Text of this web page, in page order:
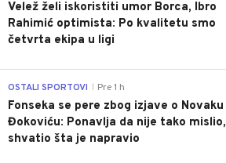
Velež želi iskoristiti umor Borca, Ibro
Rahimić optimista: Po kvalitetu smo
četvrta ekipa u ligi
OSTALI SPORTOVI Pre 1 h
Fonseka se pere zbog izjave o Novaku
Đokoviću: Ponavlja da nije tako mislio,
shvatio šta je napravio